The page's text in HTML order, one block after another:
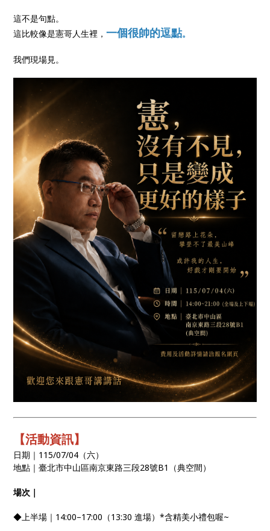
這不是句點。
這比較像是憲哥人生裡，一個很帥的逗點。
我們現場見。
【活動資訊】
日期｜115/07/04（六）
地點｜臺北市中山區南京東路三段28號B1（典空間）
場次｜
◆上半場｜14:00–17:00（13:30 進場）*含精美小禮包喔~